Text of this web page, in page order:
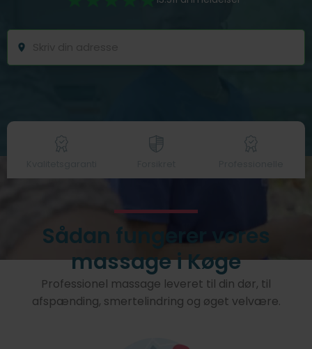
Sådan fungerer vores
massage i Køge
Professionel massage leveret til din dør, til
afspænding, smertelindring og øget velvære.